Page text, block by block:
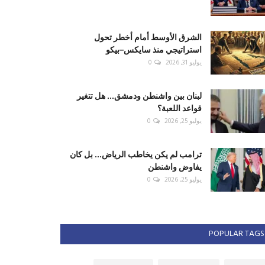
الشرق الأوسط أمام أخطر تحول
استراتيجي منذ سايكس–بيكو
يوليو 31, 2026 0
لبنان بين واشنطن ودمشق... هل تتغير
قواعد اللعبة؟
يوليو 25, 2026 0
ترامب لم يكن يخاطب الرياض... بل كان
يفاوض واشنطن
يوليو 25, 2026 0
POPULAR TAGS